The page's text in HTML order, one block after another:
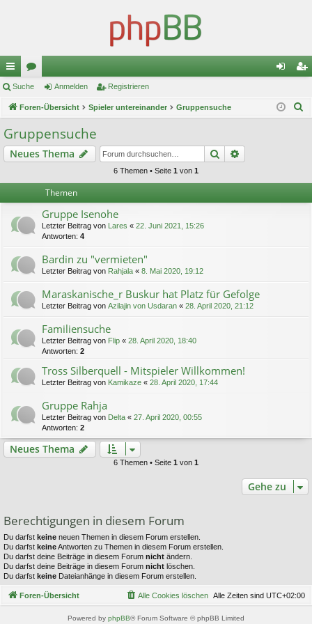
ch
ne
llz
ug
or
en m ist
Suche Anmelden Registrieren
Foren-Übersicht Spieler untereinander Gruppensuche
Gruppensuche
Neues Thema Suche
6 Themen • Seite 1 von 1
Themen
Gruppe Isenohe
Letzter Beitrag von Lares « 22. Juni 2021, 15:26
Antworten: 4
Bardin zu "vermieten"
Letzter Beitrag von Rahjala « 8. Mai 2020, 19:12
Maraskanische_r Buskur hat Platz für Gefolge
Letzter Beitrag von Azilajin von Usdaran « 28. April 2020, 21:12
Familiensuche
Letzter Beitrag von Flip « 28. April 2020, 18:40
Antworten: 2
Tross Silberquell - Mitspieler Willkommen!
Letzter Beitrag von Kamikaze « 28. April 2020, 17:44
Gruppe Rahja
Letzter Beitrag von Delta « 27. April 2020, 00:55
Antworten: 2
Neues Thema
6 Themen • Seite 1 von 1
Gehe zu
Berechtigungen in diesem Forum
Du darfst keine neuen Themen in diesem Forum erstellen.
Du darfst keineAntworten zu Themen in diesem Forum erstellen.
Du darfst deine Beiträge in diesem Forum nicht ändern.
Du darfst deine Beiträge in diesem Forum nicht löschen.
Du darfst keine Dateianhänge in diesem Forum erstellen.
Foren-Übersicht Alle Zeiten sind UTC+02:00
Alle Cookies löschen
Powered by phpBB® Forum Software © phpBB Limited